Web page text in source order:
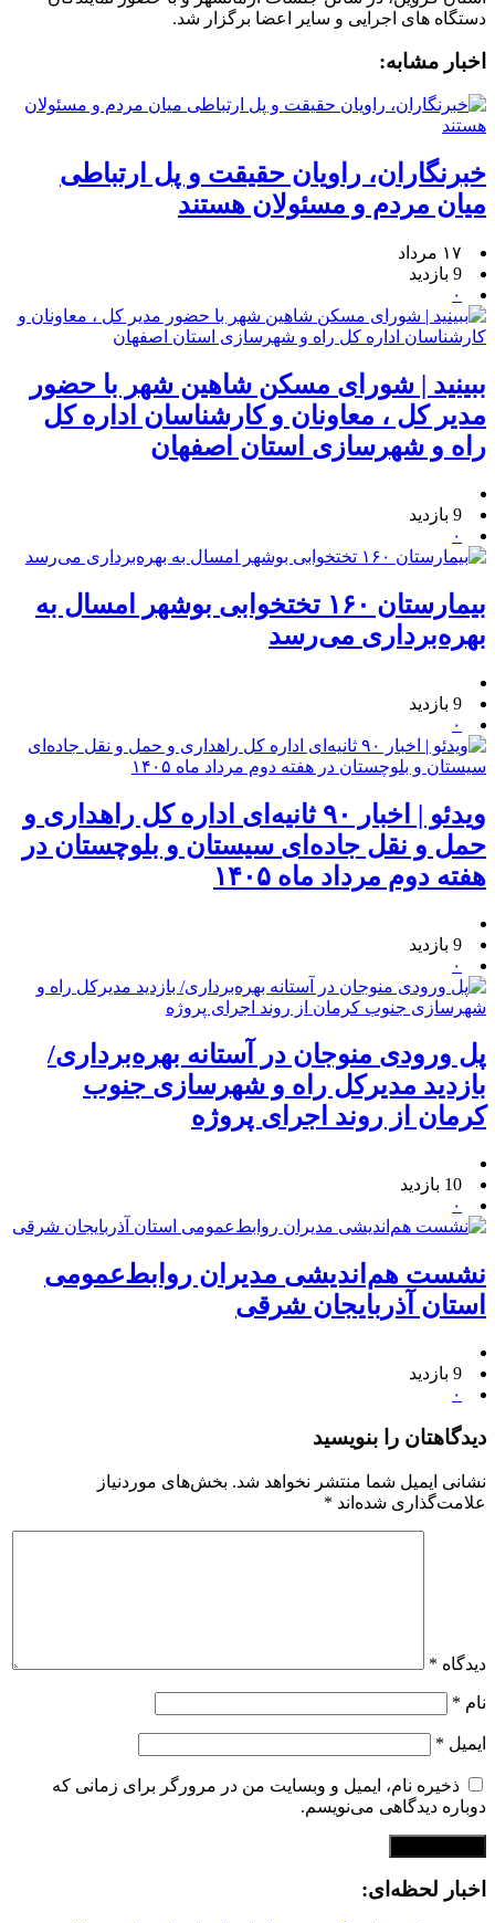
دستگاه های اجرایی و سایر اعضا برگزار شد.
اخبار مشابه:
خبرنگاران، راویان حقیقت و پل ارتباطی
میان مردم و مسئولان هستند
۱۷ مرداد
9 بازدید
۰
ببینید | شورای مسکن شاهین شهر با حضور
مدیر کل ، معاونان و کارشناسان اداره کل
راه و شهرسازی استان اصفهان
9 بازدید
۰
بیمارستان ۱۶۰ تختخوابی بوشهر امسال به
بهره‌برداری می‌رسد
9 بازدید
۰
ویدئو | اخبار ۹۰ ثانیه‌ای اداره کل راهداری و
حمل و نقل جاده‌ای سیستان و بلوچستان در
هفته دوم مرداد ماه ۱۴۰۵
9 بازدید
۰
پل ورودی منوجان در آستانه بهره‌برداری/
بازدید مدیرکل راه و شهرسازی جنوب
کرمان از روند اجرای پروژه
10 بازدید
۰
نشست هم‌اندیشی مدیران روابط‌عمومی
استان آذربایجان شرقی
9 بازدید
۰
دیدگاهتان را بنویسید
نشانی ایمیل شما منتشر نخواهد شد. بخش‌های موردنیاز
علامت‌گذاری شده‌اند *
دیدگاه *
نام *
ایمیل *
ذخیره نام، ایمیل و وبسایت من در مرورگر برای زمانی که
دوباره دیدگاهی می‌نویسم.
اخبار لحظه‌ای: